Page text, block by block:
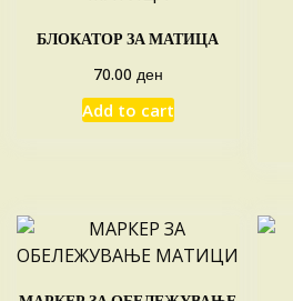
БЛОКАТОР ЗА МАТИЦА
70.00 ден
Add to cart